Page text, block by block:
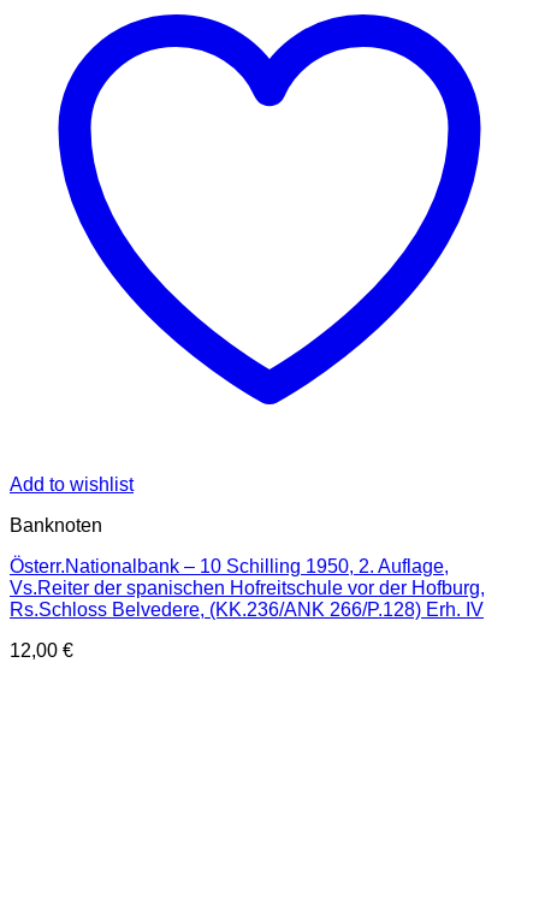
Add to wishlist
Banknoten
Österr.Nationalbank – 10 Schilling 1950, 2. Auflage,
Vs.Reiter der spanischen Hofreitschule vor der Hofburg,
Rs.Schloss Belvedere, (KK.236/ANK 266/P.128) Erh. IV
12,00 €